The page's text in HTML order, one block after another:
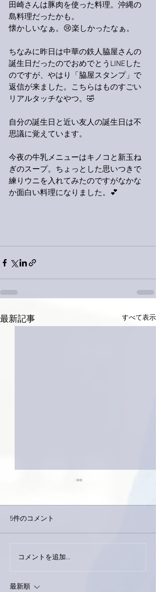
田崎さんは豚肉を使った料理。沖縄の
島料理だったかも。
懐かしいなぁ。😢楽しかったなぁ。
ちなみに昨日は中華の鉄人脇屋さんの
誕生日だったのでおめでとうLINEした
のですが、やはり「脇屋スタンプ」で
返信が来ました。こちらはものすごい
リアルタッチなやつ。🤣
自分の誕生日と近い友人の誕生日は不
思議に覚えています。
今夜の牛乳メニューはキノコと新玉ね
ぎのスープ。ちょっとした思いつきで
練りウニを入れてみたのですがなかな
か面白い料理になりました。💕
最新記事 すべて表示
9月23日「amiism」リリー
5件のコメント
コメントを追加…
最新順